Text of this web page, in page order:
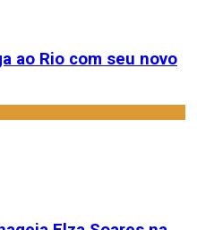
ao Rio com seu novo